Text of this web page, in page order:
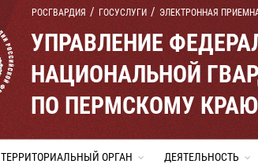
РОСГВАРДИЯ ГОСУСЛУГИ ЭЛЕКТРОННАЯ
УПРАВЛЕНИЕ
НАЦИОНАЛЬНОЙ
ПО ПЕРМСКОМУ КРАЮ
ТЕРРИТОРИАЛЬНЫЙ ОРГАН ДЕЯТЕЛЬНОСТЬ